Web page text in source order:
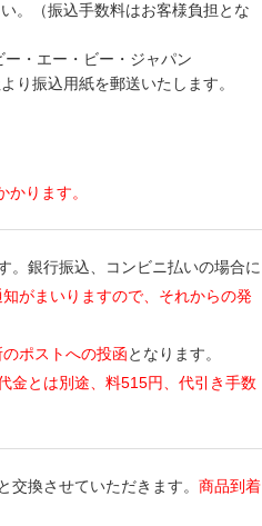
。（振込手数料はお客様負担とな
・エー・ビー・ジャパン
振込用紙を郵送いたします。
ります。
。銀行振込、コンビニ払いの場合に
がまいりますので、それからの発
のポストへの投函となります。
金とは別途、料515円、代引き手数
換させていただきます。 商品到着